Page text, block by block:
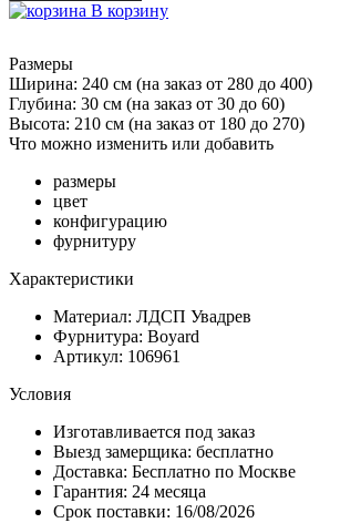
В корзину
Размеры
Ширина: 240 см (на заказ от 280 до 400)
Глубина: 30 см (на заказ от 30 до 60)
Высота: 210 см (на заказ от 180 до 270)
Что можно изменить или добавить
размеры
цвет
конфигурацию
фурнитуру
Характеристики
Материал: ЛДСП Увадрев
Фурнитура: Boyard
Артикул: 106961
Условия
Изготавливается под заказ
Выезд замерщика: бесплатно
Доставка: Бесплатно по Москве
Гарантия: 24 месяца
Срок поставки: 16/08/2026